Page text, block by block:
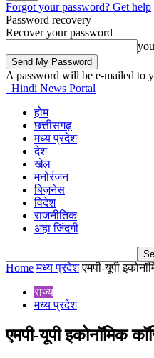
Forgot your password? Get help
Password recovery
Recover your password
A password will be e-mailed to
Hindi News Portal
होम
छत्तीसगढ़
मध्य प्रदेश
देश
खेल
मनोरंजन
बिज़नेस
विदेश
राजनीतिक
अहा जिंदगी
Home मध्य प्रदेश एमपी-यूपी
राज्य
मध्य प्रदेश
एमपी-यूपी इकोनॉमिक